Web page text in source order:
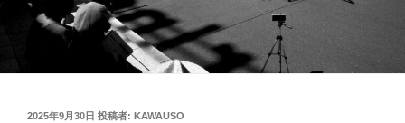
投
2025年9月30日 投稿者: KAWAUSO